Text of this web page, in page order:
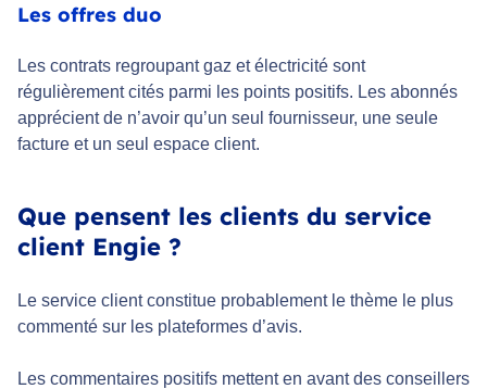
Les offres duo
Les contrats regroupant gaz et électricité sont
régulièrement cités parmi les points positifs. Les abonnés
apprécient de n’avoir qu’un seul fournisseur, une seule
facture et un seul espace client.
Que pensent les clients du service
client Engie ?
Le service client constitue probablement le thème le plus
commenté sur les plateformes d’avis.
Les commentaires positifs mettent en avant des conseillers